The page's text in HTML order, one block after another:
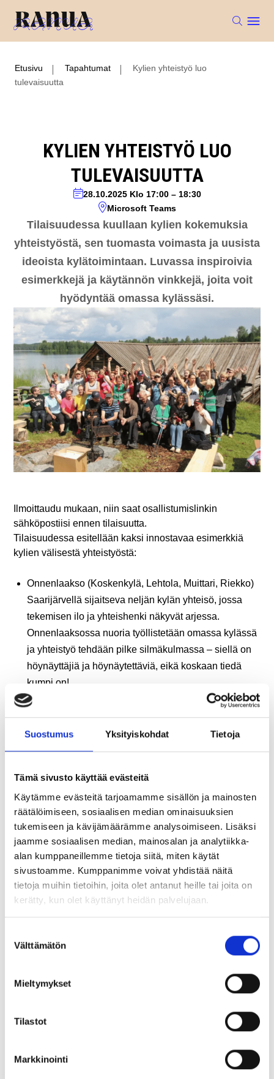
Suostumus Yksityiskohdat Tietoja
Tämä sivusto käyttää evästeitä
Käytämme evästeitä tarjoamamme sisällön ja mainosten
räätälöimiseen, sosiaalisen median ominaisuuksien
tukemiseen ja kävijämäärämme analysoimiseen. Lisäksi
jaamme sosiaalisen median, mainosalan ja analytiikka-
alan kumppaneillemme tietoja siitä, miten käytät
sivustoamme. Kumppanimme voivat yhdistää näitä
tietoja muihin tietoihin, joita olet antanut heille tai joita on
kerätty, kun olet käyttänyt heidän palvelujaan.
valinta
Välttämätön
Mieltymykset
Tilastot
Markkinointi
Etusivu Tapahtumat
Kylien yhteistyö luo
tulevaisuutta
KYLIEN YHTEISTYÖ LUO
TULEVAISUUTTA
28.10.2025 Klo 17:00– 18:30
Microsoft Teams
Tilaisuudessa kuullaan kylien kokemuksia
yhteistyöstä, sen tuomasta voimasta ja uusista
ideoista kylätoimintaan. Luvassa inspiroivia
esimerkkejä ja käytännön vinkkejä, joita voit
hyödyntää omassa kylässäsi.
Ilmoittaudu mukaan, niin saat osallistumislinkin
sähköpostiisi ennen tilaisuutta.
Tilaisuudessa esitellään kaksi innostavaa esimerkkiä
kylien välisestä yhteistyöstä:
Onnenlaakso (Koskenkylä, Lehtola, Muittari, Riekko)
Saarijärvellä sijaitseva neljän kylän yhteisö, jossa
tekemisen ilo ja yhteishenki näkyvät arjessa.
Onnenlaaksossa nuoria työllistetään omassa kylässä
ja yhteistyö tehdään pilke silmäkulmassa – siellä on
höynäyttäjiä ja höynäytettäviä, eikä koskaan tiedä
kumpi on!
Hilma-kylät (Hirmula, Ilmola, Maula)
Keminmaassa Kemijoen itäpuolella toimiva
kyläyhdistys, joka on ollut aktiivinen jo vuodesta
2005. Hilma-kylissä riittää elämää ja tekemistä –
Yhteisön sydämenä toimii Ilmolan vanha koulu.
Ilmoittaudu tilaisuuteen:
https://forms.cloud.microsoft/e/991htgUTKA
Verkkotilaisuus järjestetään Microsoft Teamsin kautta.
Osallistumislinkki lähetetään ilmoittautuneille
sähköpostitse. Ilmoittaudu tilaisuuteen viimeistään
ja toimijoille.
Tilaisuuden järjestää Meijän kylät, joka on
osarahoittaa Euroopan unioni.
Jaa: